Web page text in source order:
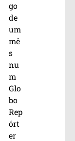
go
de
um
mê
s
nu
m
Glo
bo
Rep
órt
er